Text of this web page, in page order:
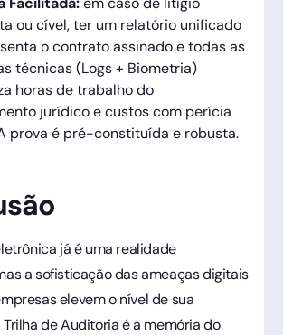
ou cível, ter um relatório unificado
o contrato assinado e todas as
técnicas (Logs + Biometria)
horas de trabalho do
jurídico e custos com perícia
prova é pré-constituída e robusta.
já é uma realidade
a sofisticação das ameaças digitais
elevem o nível de sua
Trilha de Auditoria é a memória do